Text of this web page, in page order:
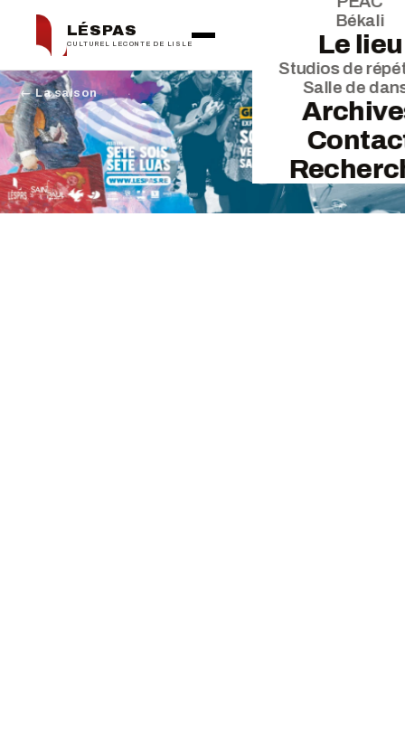
LÉSPAS
CULTUREL LECONTE DE LISLE
Békali
Le lieu
Studios de
Salle de
← La saison